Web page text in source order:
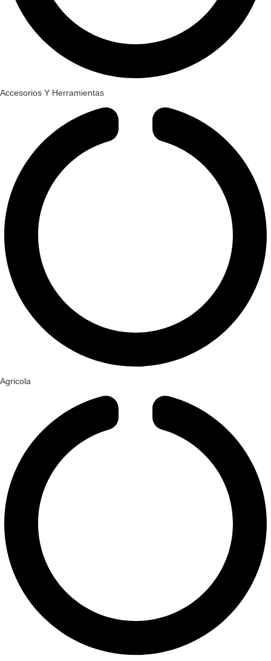
Accesorios Y Herramientas
Agricola